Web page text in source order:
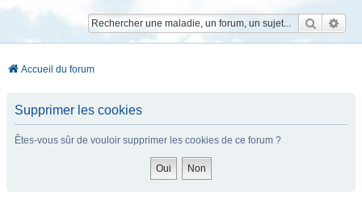
Accueil du forum
Supprimer les cookies
Êtes-vous sûr de vouloir supprimer les cookies de ce forum ?